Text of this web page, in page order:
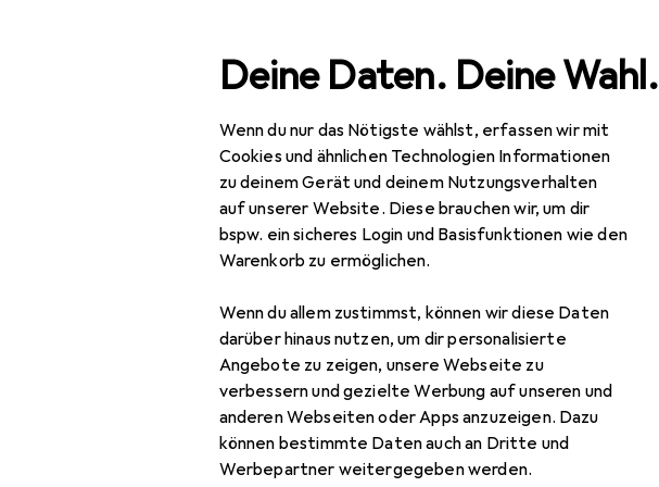
Deine Daten. Deine Wahl.
Wenn du nur das Nötigste wählst, erfassen wir mit
Cookies und ähnlichen Technologien Informationen
zu deinem Gerät und deinem Nutzungsverhalten
auf unserer Website. Diese brauchen wir, um dir
bspw. ein sicheres Login und Basisfunktionen wie den
Warenkorb zu ermöglichen.
Wenn du allem zustimmst, können wir diese Daten
darüber hinaus nutzen, um dir personalisierte
Angebote zu zeigen, unsere Webseite zu
verbessern und gezielte Werbung auf unseren und
anderen Webseiten oder Apps anzuzeigen. Dazu
können bestimmte Daten auch an Dritte und
Werbepartner weitergegeben werden.
Navigation nach Kategorien Gesamtsortiment Wohnen Möbel